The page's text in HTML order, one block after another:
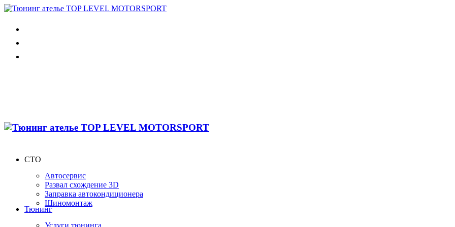
СТО
Автосервис
Развал схождение 3D
Заправка автокондиционера
Шиномонтаж
Тюнинг